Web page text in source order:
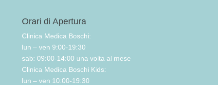
Orari di Apertura
Clinica Medica Boschi:
lun – ven 9:00-19:30
sab: 09:00-14:00 una volta al mese
Clinica Medica Boschi Kids:
lun – ven 10:00-19:30